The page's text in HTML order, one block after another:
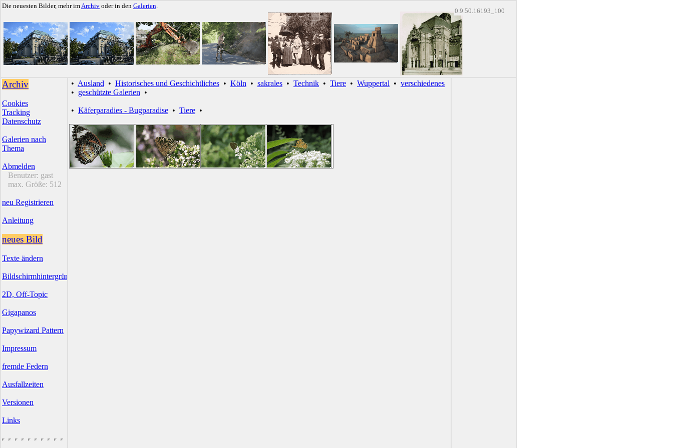
Die neuesten Bilder, mehr imArchiv oder in den Galerien.
0.9.50.16193_100
Archiv
Cookies
Tracking
Datenschutz
Galerien nach
Thema
Abmelden
Benutzer: gast
max. Größe: 512
neu Registrieren
Anleitung
neues Bild
Texte ändern
Bildschirmhintergründe
2D, Off-Topic
Gigapanos
Papywizard Pattern
Impressum
fremde Federn
Ausfallzeiten
Versionen
Links
• Ausland • Historisches und Geschichtliches • Köln • sakrales • Technik • Tiere • Wuppertal • verschiedenes
• geschützte Galerien •
• Käferparadies - Bugparadise • Tiere •